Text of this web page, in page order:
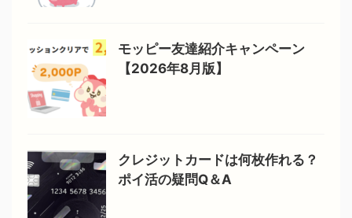
モッピー友達紹介キャンペーン
【2026年8月版】
クレジットカードは何枚作れる？
ポイ活の疑問Q＆A